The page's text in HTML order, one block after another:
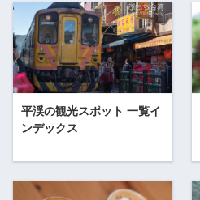
平渓の観光スポット 一覧イ
ンデックス